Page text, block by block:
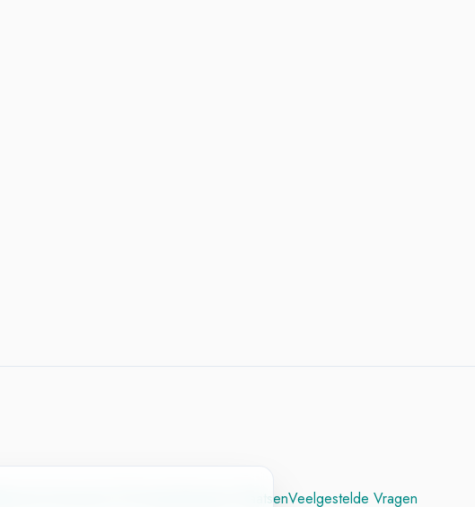
een Succesvol CV Vacature PlaatsenVeelgestelde Vragen